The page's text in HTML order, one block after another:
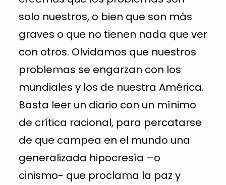
solo nuestros, o bien que son más
graves o que no tienen nada que ver
con otros. Olvidamos que nuestros
problemas se engarzan con los
mundiales y los de nuestra América.
Basta leer un diario con un mínimo
de crítica racional, para percatarse
de que campea en el mundo una
generalizada hipocresía –o
cinismo- que proclama la paz y